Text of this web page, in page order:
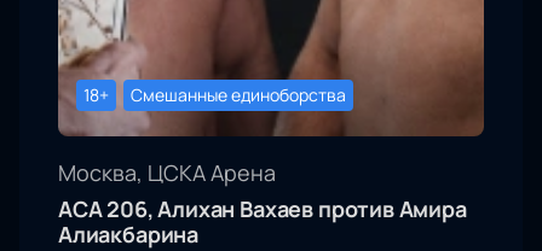
18+ Смешанные единоборства
Москва, ЦСКА Арена
АСА 206, Алихан Вахаев против Амира
Алиакбарина